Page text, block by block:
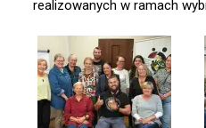
realizowanych w ramach